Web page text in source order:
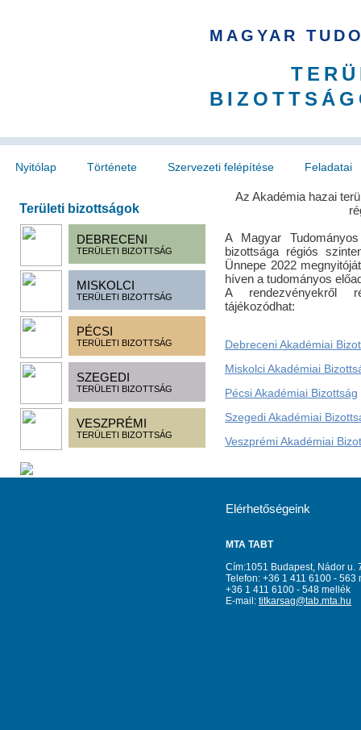
MAGYAR
Nyitólap Története Szervezeti felépítése Feladatai
Területi bizottságok
DEBRECENI
TERÜLETI BIZOTTSÁG
MISKOLCI
TERÜLETI BIZOTTSÁG
PÉCSI
TERÜLETI BIZOTTSÁG
SZEGEDI
TERÜLETI BIZOTTSÁG
VESZPRÉMI
TERÜLETI BIZOTTSÁG
Az Akadémia hazai
A Magyar
bizottsága régiós
Ünnepe 2022
híven a tudományos
A rendezvényekről
tájékozódhat:
Debreceni Akadémiai
Miskolci Akadémiai
Pécsi Akadémiai Bizottság
Szegedi Akadémiai
Veszprémi Akadémiai
Elérhetőségeink
MTA TABT
Cím:1051 Budapest, Nádor u.
Telefon: +36 1 411 6100 - 563
+36 1 411 6100 - 548 mellék
E-mail: titkarsag@tab.mta.hu